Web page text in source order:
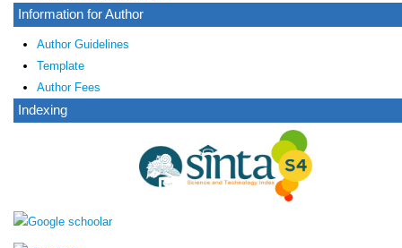
Information for Author
Author Guidelines
Template
Author Fees
Indexing